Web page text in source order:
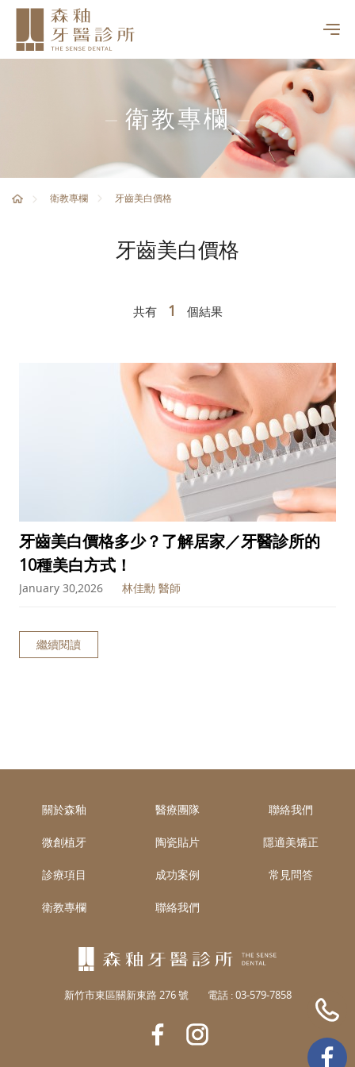
衛教專欄
衛教專欄 牙齒美白價格
牙齒美白價格
共有 1 個結果
牙齒美白價格多少？了解居家／牙醫診所的
10種美白方式！
January 30,2026 林佳勳 醫師
繼續閱讀
關於森釉 醫療團隊 聯絡我們
微創植牙 陶瓷貼片 隱適美矯正
診療項目 成功案例 常見問答
衛教專欄 聯絡我們
新竹市東區關新東路 276 號 電話 :03-579-7858